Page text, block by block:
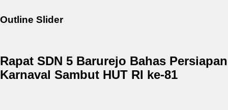
Outline Slider
Rapat SDN 5 Barurejo Bahas Persiapan
Karnaval Sambut HUT RI ke-81